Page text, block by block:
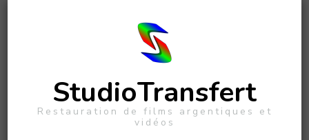
StudioTransfert
Restauration de films argentiques et
vidéos